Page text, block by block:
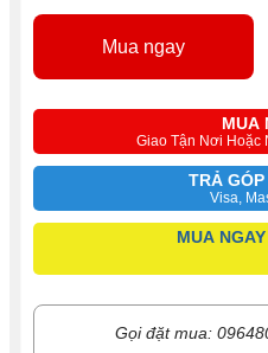
MUA
Giao Tận Nơi Hoặc
TRẢ
Visa,
MUA
Gọi đặt mua:
Mua ngay